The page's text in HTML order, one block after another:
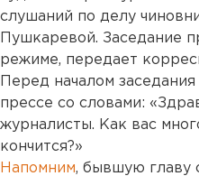
слушаний по делу
Пушкаревой. Заседание
режиме, передает
Перед началом
прессе со словами:
журналисты. Как вас
кончится?»
Напомним, бывшую главу